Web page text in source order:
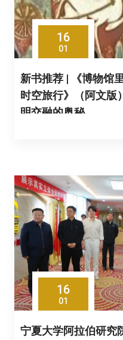
16
01
新书推荐 | 《博物馆
时空旅行》（阿文版
明交融的奥秘
16
01
宁夏大学阿拉伯研究